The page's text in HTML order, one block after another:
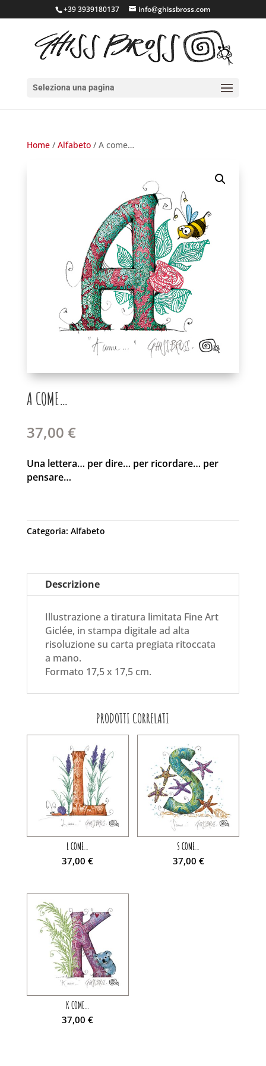
+39 3939180137 info@ghissbross.com
Seleziona una pagina
Home/ Alfabeto/ A come…
A COME…
37,00 €
Una lettera… per dire… per ricordare… per
pensare…
Categoria: Alfabeto
Descrizione
Illustrazione a tiratura limitata Fine Art
Giclée, in stampa digitale ad alta
risoluzione su carta pregiata ritoccata
a mano.
Formato 17,5 x 17,5 cm.
PRODOTTI CORRELATI
L COME…
37,00€
S COME…
37,00 €
K COME…
37,00€